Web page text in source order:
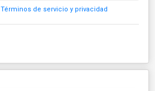
Términos de servicio y privacidad